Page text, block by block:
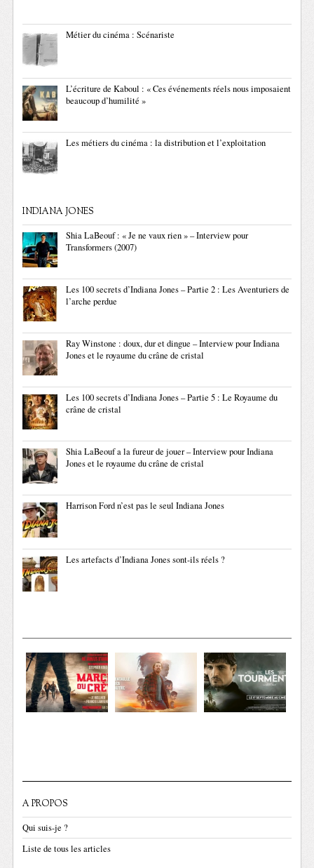
Métier du cinéma : Scénariste
L’écriture de Kaboul : « Ces événements réels nous imposaient
beaucoup d’humilité »
Les métiers du cinéma : la distribution et l’exploitation
INDIANA JONES
Shia LaBeouf : « Je ne vaux rien » – Interview pour
Transformers (2007)
Les 100 secrets d’Indiana Jones – Partie 2 : Les Aventuriers de
l’arche perdue
Ray Winstone : doux, dur et dingue – Interview pour Indiana
Jones et le royaume du crâne de cristal
Les 100 secrets d’Indiana Jones – Partie 5 : Le Royaume du
crâne de cristal
Shia LaBeouf a la fureur de jouer – Interview pour Indiana
Jones et le royaume du crâne de cristal
Harrison Ford n’est pas le seul Indiana Jones
Les artefacts d’Indiana Jones sont-ils réels ?
A PROPOS
Qui suis-je ?
Liste de tous les articles